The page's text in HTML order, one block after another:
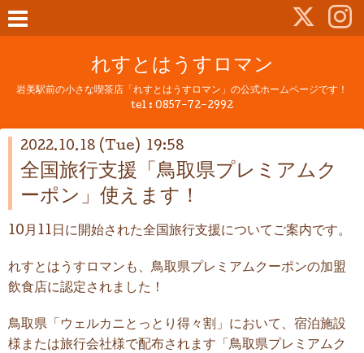
れすとはうすロマン
岩美駅前の小さな喫茶店「れすとはうすロマン」の公式ホームページです！
tel : 0857-72-2992
2022.10.18 (Tue) 19:58
全国旅行支援「鳥取県プレミアムク
ーポン」使えます！
10月11日に開始された全国旅行支援についてご案内です。
れすとはうすロマンも、鳥取県プレミアムクーポンの加盟
飲食店に認定されました！
鳥取県「ウェルカニとっとり得々割」において、宿泊施設
様または旅行会社様で配布されます「鳥取県プレミアムク